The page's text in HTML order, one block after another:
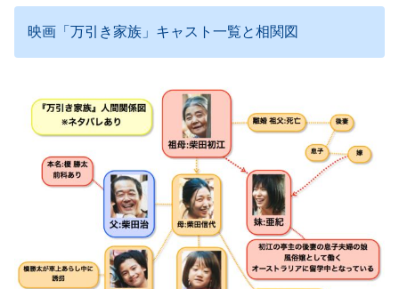
映画「万引き家族」キャスト一覧と相関図